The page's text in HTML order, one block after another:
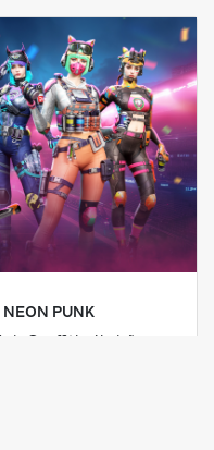
PUNK
Graffiti với những